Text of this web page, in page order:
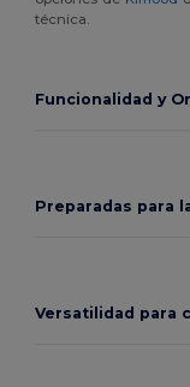
técnica.
Funcionalidad y
Preparadas para
Versatilidad para